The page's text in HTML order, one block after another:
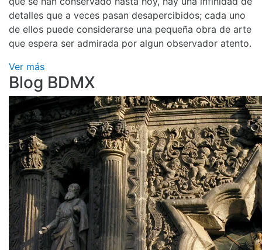
detalles que a veces pasan desapercibidos; cada uno
de ellos puede considerarse una pequeña obra de arte
que espera ser admirada por algun observador atento.
Ver más
Blog BDMX